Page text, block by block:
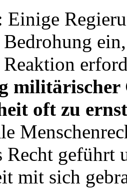
Einige
militärischer
oft zu
Recht geführt
mit sich